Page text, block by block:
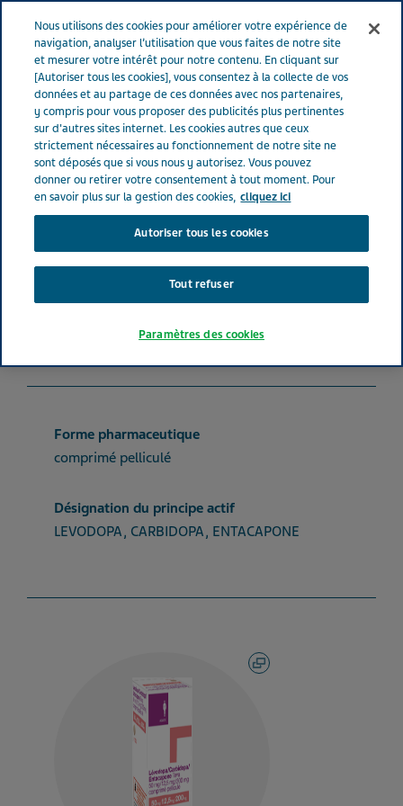
Menu
France Nos Produits
LEVODOPA-CARBIDOPA-ENTACAPONE
TEVA® 50 mg-12.5 mg-200 mg (bte de 100)
LEVODOPA-CARBIDOPA-
ENTACAPONE TEVA® 50
mg-12.5 mg-200 mg (bte
Forme pharmaceutique
comprimé pelliculé
Désignation du principe actif
LEVODOPA, CARBIDOPA, ENTACAPONE
Nous utilisons des cookies pour améliorer votre expérience de
navigation, analyser l’utilisation que vous faites de notre site
et mesurer votre intérêt pour notre contenu. En cliquant sur
[Autoriser tous les cookies], vous consentez à la collecte de vos
données et au partage de ces données avec nos partenaires,
y compris pour vous proposer des publicités plus pertinentes
sur d'autres sites internet. Les cookies autres que ceux
strictement nécessaires au fonctionnement de notre site ne
sont déposés que si vous nous y autorisez. Vous pouvez
donner ou retirer votre consentement à tout moment. Pour
en savoir plus sur la gestion des cookies, cliquez ici
Autoriser tous les cookies
Tout refuser
Paramètres des cookies